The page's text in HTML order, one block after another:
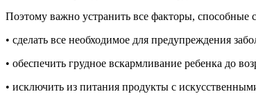
Поэтому важно устранить все факторы, способные
• сделать все необходимое для предупреждения
• обеспечить грудное вскармливание ребенка до
• исключить из питания продукты с